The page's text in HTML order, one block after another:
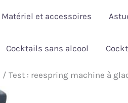
Matériel et accessoires
Cocktails sans alcool
Test : reespring machine à